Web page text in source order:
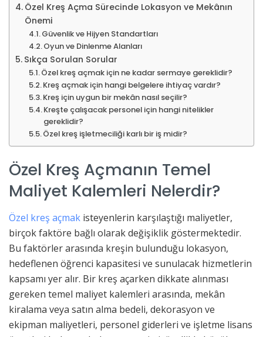
Özel Kreş Açma Sürecinde Lokasyon ve Mekânın
Önemi
Güvenlik ve Hijyen Standartları
Oyun ve Dinlenme Alanları
Sıkça Sorulan Sorular
Özel kreş açmak için ne kadar sermaye gereklidir?
Kreş açmak için hangi belgelere ihtiyaç vardır?
Kreş için uygun bir mekân nasıl seçilir?
Kreşte çalışacak personel için hangi nitelikler
gereklidir?
Özel kreş işletmeciliği karlı bir iş midir?
Özel Kreş Açmanın Temel
Maliyet Kalemleri Nelerdir?
Özel kreş açmak isteyenlerin karşılaştığı maliyetler,
birçok faktöre bağlı olarak değişiklik göstermektedir.
Bu faktörler arasında kreşin bulunduğu lokasyon,
hedeflenen öğrenci kapasitesi ve sunulacak hizmetlerin
kapsamı yer alır. Bir kreş açarken dikkate alınması
gereken temel maliyet kalemleri arasında, mekân
kiralama veya satın alma bedeli, dekorasyon ve
ekipman maliyetleri, personel giderleri ve işletme lisans